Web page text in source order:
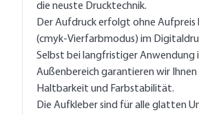
die neuste Drucktechnik.
Der Aufdruck erfolgt ohne Aufpreis
(cmyk-Vierfarbmodus) im
Selbst bei langfristiger Anwendung
Außenbereich garantieren wir Ihnen
Haltbarkeit und Farbstabilität.
Die Aufkleber sind für alle glatten